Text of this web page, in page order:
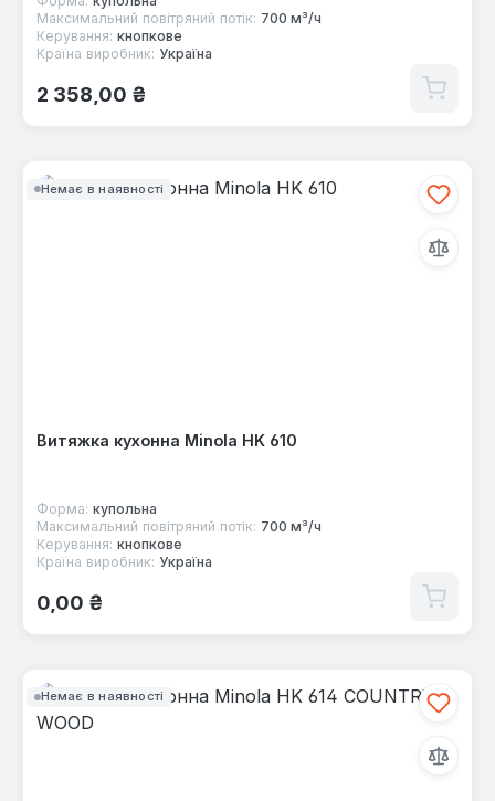
Максимальний повітряний потік: 700 м³/ч
Керування: кнопкове
Країна виробник: Україна
Звичайна ціна:
2 358,00 ₴
Немає в наявності
Витяжка кухонна Minola HK 610
Форма: купольна
Максимальний повітряний потік: 700 м³/ч
Керування: кнопкове
Країна виробник: Україна
Звичайна ціна:
0,00 ₴
Немає в наявності